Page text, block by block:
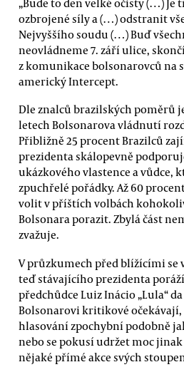
ozbrojené síly a (…) odstranit
Nejvyššího soudu (…) Buď
neovládneme 7. září ulice,
z komunikace bolsonarovců na
americký Intercept.
Dle znalců brazilských poměrů
letech Bolsonarova vládnutí
Přibližně 25 procent Brazilců
prezidenta skálopevně
ukázkového vlastence a vůdce,
zpuchřelé pořádky. Až 60
volit v příštích volbách
Bolsonara porazit. Zbylá část
zvažuje.
V průzkumech před blížícími se
teď stávajícího prezidenta
předchůdce Luiz Inácio „Lula“
Bolsonarovi kritikové
hlasování zpochybní podobně
nebo se pokusí udržet moc
nějaké přímé akce svých